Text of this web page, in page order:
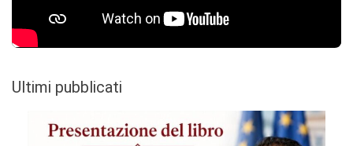
Ultimi pubblicati